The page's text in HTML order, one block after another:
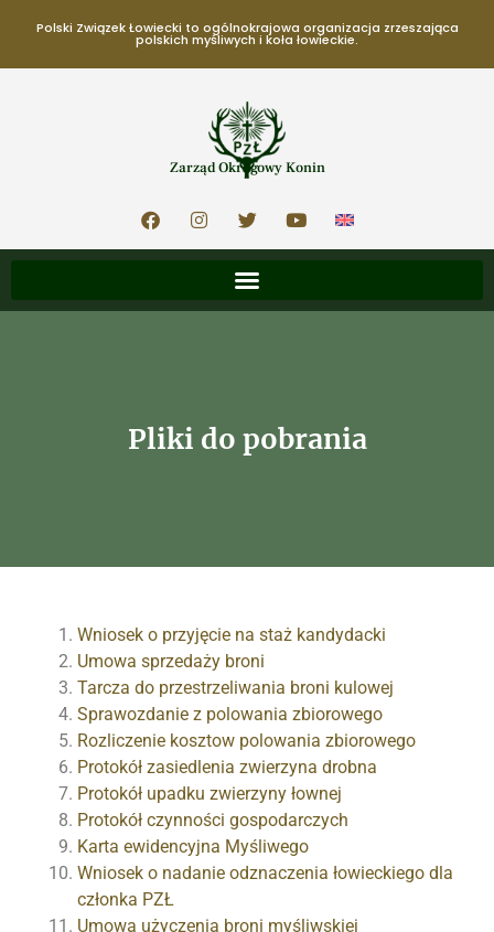
Polski Związek Łowiecki to ogólnokrajowa organizacja zrzeszająca
polskich myśliwych i koła łowieckie.
Zarząd Okręgowy Konin
Pliki do pobrania
Wniosek o przyjęcie na staż kandydacki
Umowa sprzedaży broni
Tarcza do przestrzeliwania broni kulowej
Sprawozdanie z polowania zbiorowego
Rozliczenie kosztow polowania zbiorowego
Protokół zasiedlenia zwierzyna drobna
Protokół upadku zwierzyny łownej
Protokół czynności gospodarczych
Karta ewidencyjna Myśliwego
Wniosek o nadanie odznaczenia łowieckiego dla
członka PZŁ
Umowa użyczenia broni myśliwskiej